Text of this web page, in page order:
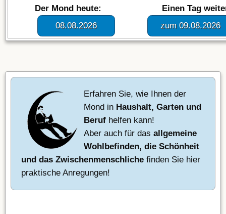
Der Mond heute:
08.08.2026
Einen Tag
zum 09.08.2026
Erfahren Sie, wie Ihnen der
Mond in Haushalt, Garten und
Beruf helfen kann!
Aber auch für das allgemeine
Wohlbefinden, die Schönheit
und das Zwischenmenschliche finden Sie hier
praktische Anregungen!